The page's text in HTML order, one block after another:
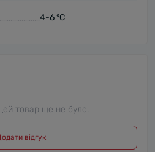
4-6 °С
цей товар ще не було.
відгук